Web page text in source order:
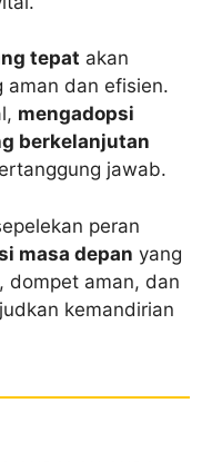
tepat akan
aman dan efisien.
mengadopsi
berkelanjutan
jawab.
peran
masa depan yang
dompet aman, dan
kemandirian